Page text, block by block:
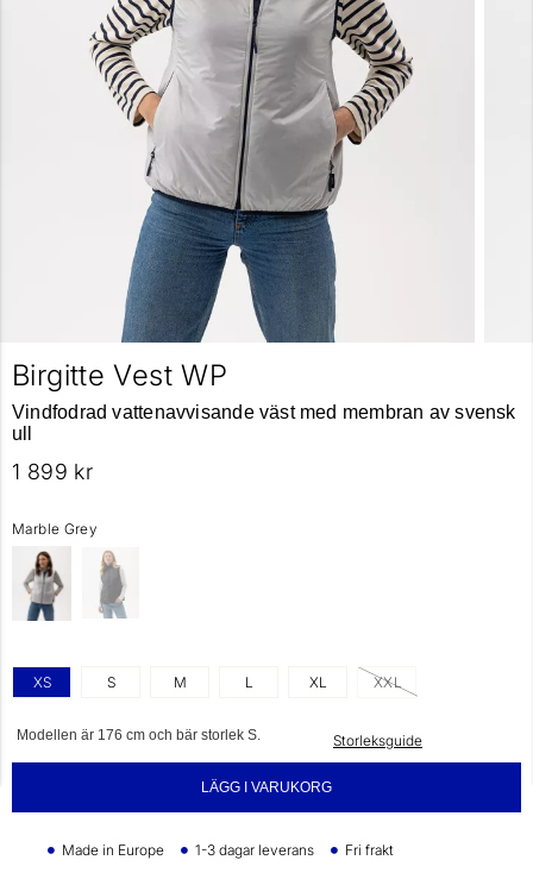
Birgitte Vest WP
Vindfodrad vattenavvisande väst med membran av svensk
ull
1 899 kr
Marble Grey
XS S M L XL XXL
Storleksguide
Modellen är 176 cm och bär storlek S.
LÄGG I VARUKORG
Made in Europe 1-3 dagar leverans Fri frakt